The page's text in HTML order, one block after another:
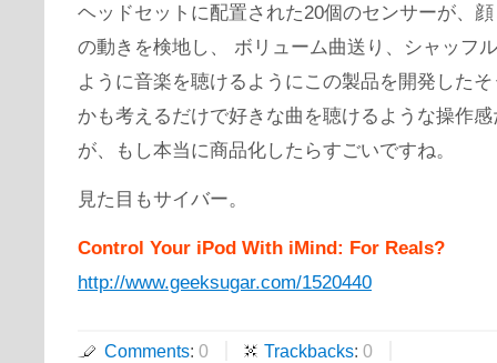
ヘッドセットに配置された20個のセンサーが、
の動きを検地し、 ボリューム曲送り、シャッフ
ように音楽を聴けるようにこの製品を開発した
かも考えるだけで好きな曲を聴けるような操作
が、もし本当に商品化したらすごいですね。
見た目もサイバー。
Control Your iPod With iMind: For Reals?
http://www.geeksugar.com/1520440
Comments: 0 Trackbacks: 0